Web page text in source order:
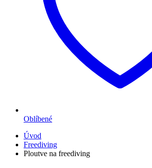
Oblíbené
Úvod
Freediving
Ploutve na freediving